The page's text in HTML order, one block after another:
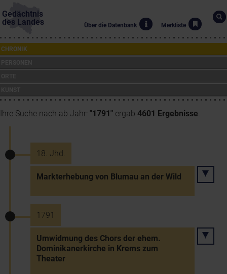
Gedächtnis
des Landes
Über die Datenbank Merkliste
CHRONIK
Ihre Suche nach ab Jahr: "1791" ergab 4601 Ergebnisse.
18. Jhd.
Markterhebung von Blumau an der Wild
1791
Umwidmung des Chors der ehem.
Dominikanerkirche in Krems zum
Theater